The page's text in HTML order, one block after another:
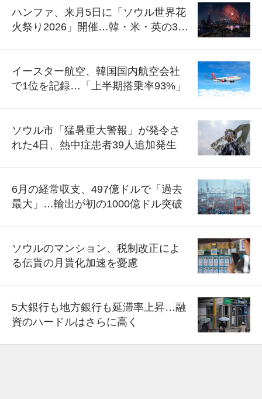
ハンファ、来月5日に「ソウル世界花
火祭り2026」開催…韓・米・英の3カ
イースター航空、韓国国内航空会社
で1位を記録…「上半期搭乗率93%」
ソウル市「猛暑重大警報」が発令さ
れた4日、熱中症患者39人追加発生
6月の経常収支、497億ドルで「過去
最大」…輸出が初の1000億ドル突破
ソウルのマンション、税制改正によ
る伝貰の月貰化加速を憂慮
5大銀行も地方銀行も延滞率上昇…融
資のハードルはさらに高く